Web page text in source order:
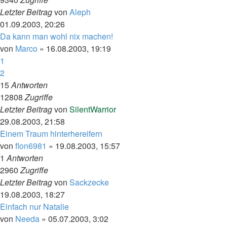
Letzter Beitragvon Aleph
01.09.2003, 20:26
Da kann man wohl nix machen!
von Marco » 16.08.2003, 19:19
1
2
15Antworten
12808Zugriffe
Letzter Beitragvon SilentWarrior
29.08.2003, 21:58
Einem Traum hinterhereifern
von flon6981 » 19.08.2003, 15:57
1Antworten
2960Zugriffe
Letzter Beitragvon Sackzecke
19.08.2003, 18:27
Einfach nur Natalie
von Needa » 05.07.2003, 3:02